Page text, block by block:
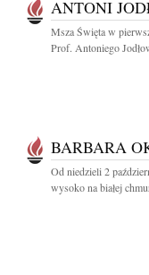
ANTONI
Msza Święta w
Prof. Antoniego
BARBARA
Od niedzieli 2
wysoko na białej